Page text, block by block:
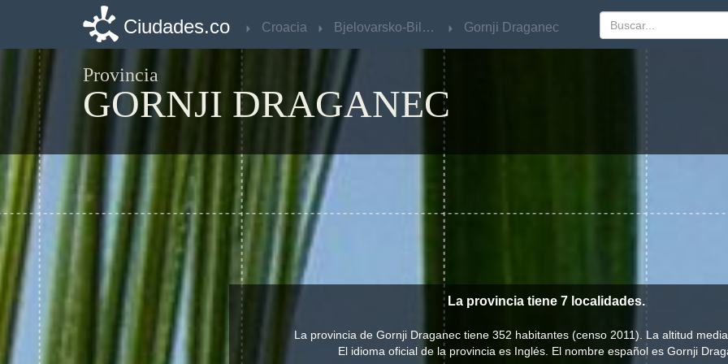
Ciudades.co Croacia Bjelovarsko-Bilogorska Gornji Draganec
Provincia
GORNJI DRAGANEC
La provincia tiene 7 localidades.
La provincia de Gornji Draganec tiene 352 habitantes (censo 2011). La altitud
El idioma oficial de la provincia es Inglés. El nombre español es Gornji
Ciudades.co Croacia Bjelovarsko-Bilogorska Gornji Draganec